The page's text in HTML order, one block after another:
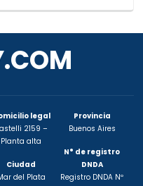
legal
2159 –
Planta alta
Ciudad
del Plata
Provincia
Buenos Aires
N° de registro
DNDA
Registro DNDA Nº